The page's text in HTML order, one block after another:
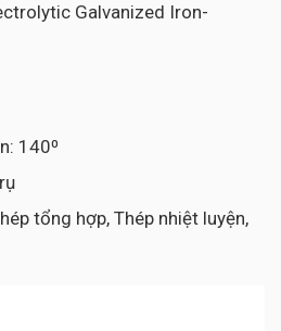
Galvanized Iron-
140⁰
tổng hợp, Thép nhiệt luyện,